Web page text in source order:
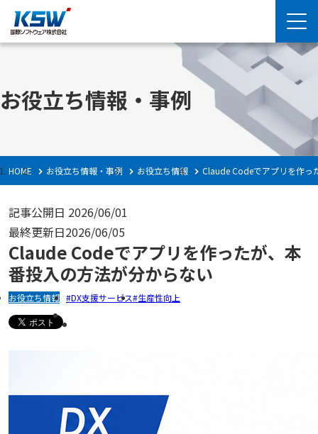
お役立ち情報・事例
HOME お役立ち情報・事例 お役立ち情報 Claude Codeでアプリを作っ
記事公開日 2026/06/01
最終更新日2026/06/05
Claude Codeでアプリを作ったが、本
番投入の方法が分からない
お役立ち情報 DX支援サービス 生産性向上